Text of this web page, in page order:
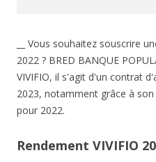
__ Vous souhaitez souscrire
2022 ? BRED BANQUE
VIVIFIO, il s'agit d'un contrat
2023, notamment grâce à
pour 2022.
Rendement VIVIFIO